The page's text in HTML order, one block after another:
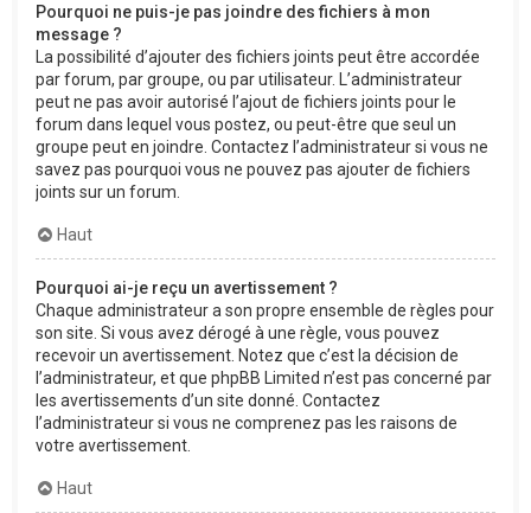
Pourquoi ne puis-je pas joindre des fichiers à mon
message ?
La possibilité d’ajouter des fichiers joints peut être accordée
par forum, par groupe, ou par utilisateur. L’administrateur
peut ne pas avoir autorisé l’ajout de fichiers joints pour le
forum dans lequel vous postez, ou peut-être que seul un
groupe peut en joindre. Contactez l’administrateur si vous ne
savez pas pourquoi vous ne pouvez pas ajouter de fichiers
joints sur un forum.
Haut
Pourquoi ai-je reçu un avertissement ?
Chaque administrateur a son propre ensemble de règles pour
son site. Si vous avez dérogé à une règle, vous pouvez
recevoir un avertissement. Notez que c’est la décision de
l’administrateur, et que phpBB Limited n’est pas concerné par
les avertissements d’un site donné. Contactez
l’administrateur si vous ne comprenez pas les raisons de
votre avertissement.
Haut